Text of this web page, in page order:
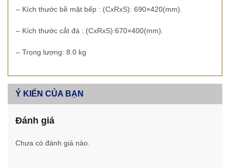
– Kích thước bề mặt bếp : (CxRxS): 690×420(mm).
– Kích thước cắt đá : (CxRxS):670×400(mm).
– Trọng lượng: 8.0 kg
Ý KIẾN CỦA BẠN
Đánh giá
Chưa có đánh giá nào.